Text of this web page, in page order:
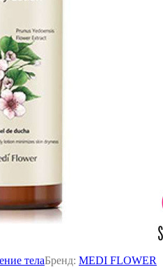
телаБренд: MEDI FLOWER